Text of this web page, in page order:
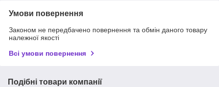
Умови повернення
Законом не передбачено повернення та обмін даного товару
належної якості
Всі умови повернення
Подібні товари компанії